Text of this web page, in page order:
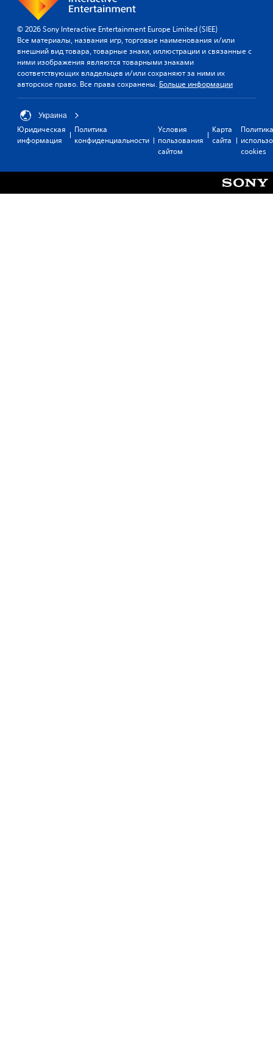
© 2026 Sony Interactive Entertainment Europe Limited (SIEE)
Все материалы, названия игр, торговые наименования и/или
внешний вид товара, товарные знаки, иллюстрации и связанные с
ними изображения являются товарными знаками
соответствующих владельцев и/или сохраняют за ними их
авторское право. Все права сохранены. Больше информации
Украина
Юридическая
информация
Политика
конфиденциальности
Условия
пользования
сайтом
Карта
сайта
Политика
cookies